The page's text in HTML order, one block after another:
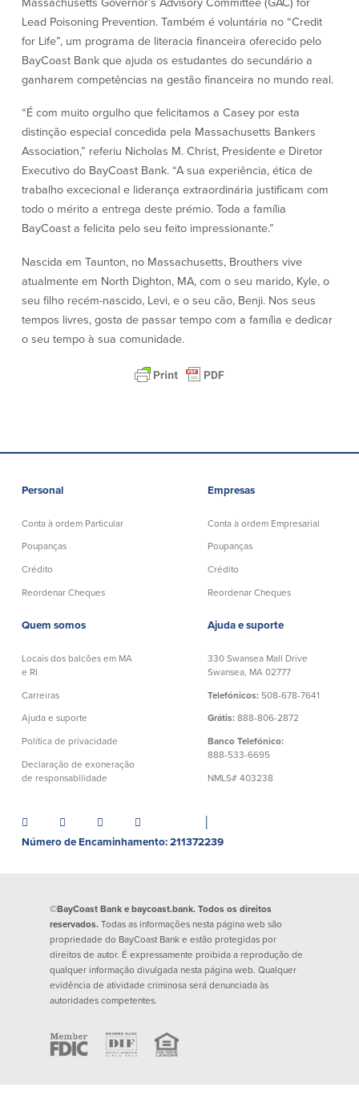
BayCoast Mortgage
Abrir Conta Online
Localizações
Procurar
English
Español
Recursos
Segurança
Programa de sensibilização do
cliente para a segurança da Internet
Recursos
Comunidade
Comunidade
Community Reinvestment Act
Programas de
Get on the Bus
Donativos e patrocínios
Massachusetts Governor’s Advisory Committee (GAC) for
Lead Poisoning Prevention. Também é voluntária no “Credit
for Life”, um programa de literacia financeira oferecido pelo
BayCoast Bank que ajuda os estudantes do secundário a
ganharem competências na gestão financeira no mundo real.
“É com muito orgulho que felicitamos a Casey por esta
distinção especial concedida pela Massachusetts Bankers
Association,” referiu Nicholas M. Christ, Presidente e Diretor
Executivo do BayCoast Bank. “A sua experiência, ética de
trabalho excecional e liderança extraordinária justificam com
todo o mérito a entrega deste prémio. Toda a família
BayCoast a felicita pelo seu feito impressionante.”
Nascida em Taunton, no Massachusetts, Brouthers vive
atualmente em North Dighton, MA, com o seu marido, Kyle, o
seu filho recém-nascido, Levi, e o seu cão, Benji. Nos seus
tempos livres, gosta de passar tempo com a família e dedicar
o seu tempo à sua comunidade.
Personal
Conta à ordem Particular
Poupanças
Crédito
Reordenar Cheques
Empresas
Conta à ordem Empresarial
Poupanças
Crédito
Reordenar Cheques
Quem somos
Locais dos balcões em MA
e RI
Carreiras
Ajuda e suporte
Política de privacidade
Declaração de exoneração
de responsabilidade
Ajuda e suporte
330 Swansea Mall Drive
Swansea, MA 02777
Telefónicos: 508-678-7641
Grátis: 888-806-2872
Banco Telefónico:
888-533-6695
NMLS# 403238
Número de Encaminhamento: 211372239
©BayCoast Bank e baycoast.bank. Todos os direitos
reservados. Todas as informações nesta página web são
propriedade do BayCoast Bank e estão protegidas por
direitos de autor. É expressamente proibida a reprodução de
qualquer informação divulgada nesta página web. Qualquer
evidência de atividade criminosa será denunciada às
autoridades competentes.